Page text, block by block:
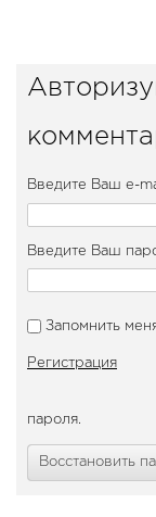
Введите Ваш e-
Введите Ваш
Запомнить
Регистрация
пароля.
Восстановить